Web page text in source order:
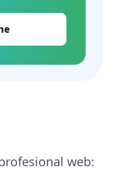
web: